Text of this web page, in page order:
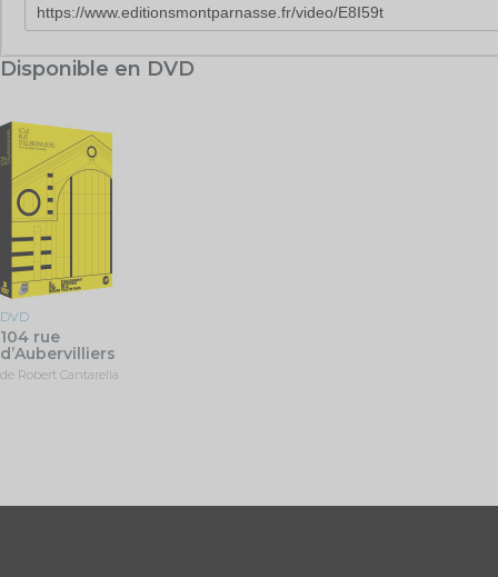
Disponible en DVD
DVD
104 rue
d’Aubervilliers
de Robert Cantarella